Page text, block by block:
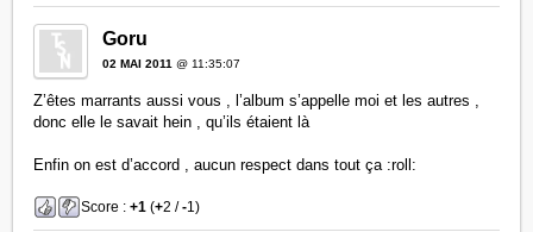
Goru
02 MAI 2011 @ 11:35:07
Z’êtes marrants aussi vous , l’album s’appelle moi et les autres ,
donc elle le savait hein , qu’ils étaient là
Enfin on est d’accord , aucun respect dans tout ça :roll:
Score :+1 (+2 /-1)